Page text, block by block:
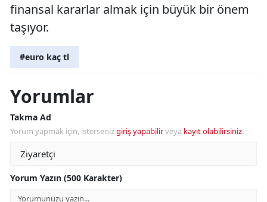
finansal kararlar almak için büyük bir önem
taşıyor.
#euro kaç tl
Yorumlar
Takma Ad
Yorum yapmak için, istersenizgiriş yapabilirveya kayıt olabilirsiniz.
Yorum Yazın (500 Karakter)